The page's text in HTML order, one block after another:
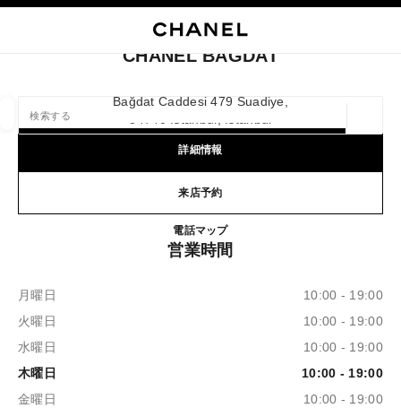
この検索バーの下に候補が表示されます
0 提案あり
ブティックカードを閉じる CHANEL BAGDAT
CHANEL BAGDAT
Bağdat Caddesi 479 Suadiye,
詳細情報
来店予約
電話+90 216 709 63 03
マップCHANEL BAGDAT
営業時間
月曜日
10:00 - 19:00
火曜日
10:00 - 19:00
水曜日
10:00 - 19:00
木曜日
10:00 - 19:00
金曜日
10:00 - 19:00
以下に関するフィルター結果：
アイウェア取扱店